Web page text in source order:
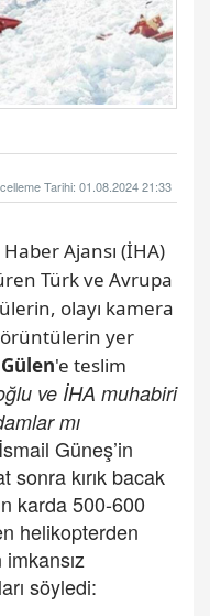
Tarihi: 01.08.2024 21:33
Ajansı (İHA)
Türk ve Avrupa
olayı kamera
yer
'e teslim
ve İHA muhabiri
mı
Güneş’in
kırık bacak
karda 500-600
helikopterden
söyledi: